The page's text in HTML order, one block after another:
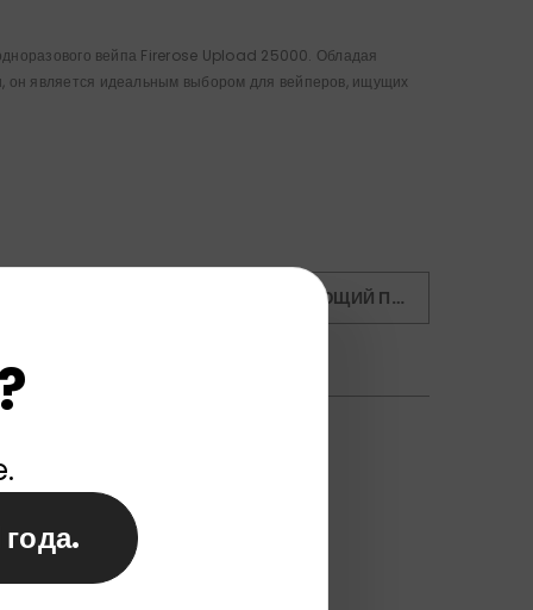
вейпа Firerose Upload 25000. Обладая
является идеальным выбором для вейперов, ищущих
СЛЕДУЮЩИЙ ПОСТ